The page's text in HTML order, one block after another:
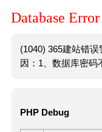
Database Error
(1040) 365建站错
因：1、数据库密码
PHP Debug